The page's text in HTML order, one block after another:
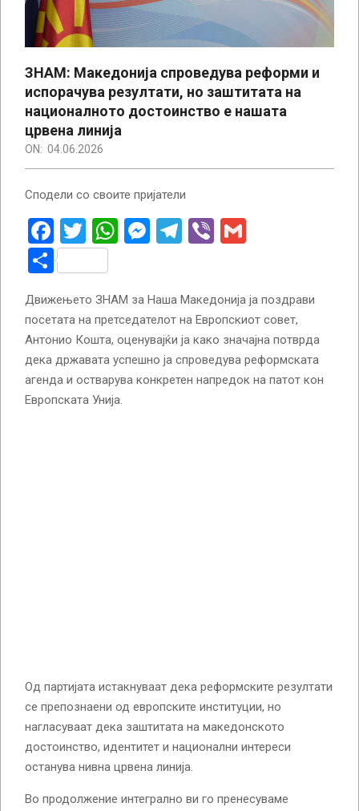
ЗНАМ: Македонија спроведува реформи и
испорачува резултати, но заштитата на
националното достоинство е нашата
црвена линија
ON: 04.06.2026
Сподели со своите пријатели
Facebook
Twitter
WhatsApp
Messenger
Telegram
Viber
Share
Движењето ЗНАМ за Наша Македонија ја поздрави
посетата на претседателот на Европскиот совет,
Антонио Кошта, оценувајќи ја како значајна потврда
дека државата успешно ја спроведува реформската
агенда и остварува конкретен напредок на патот кон
Европската Унија.
Од партијата истакнуваат дека реформските резултати
се препознаени од европските институции, но
нагласуваат дека заштитата на македонското
достоинство, идентитет и национални интереси
останува нивна црвена линија.
Во продолжение интегрално ви го пренесуваме